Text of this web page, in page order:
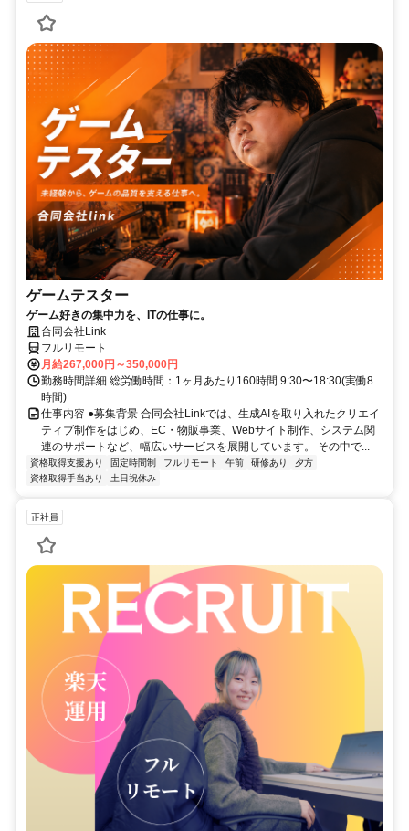
ゲームテスター
ゲーム好きの集中力を、ITの仕事に。
合同会社Link
フルリモート
月給267,000円～350,000円
勤務時間詳細 総労働時間：1ヶ月あたり160時間 9:30〜18:30(実働8
時間)
仕事内容 ●募集背景 合同会社Linkでは、生成AIを取り入れたクリエイ
ティブ制作をはじめ、EC・物販事業、Webサイト制作、システム関
連のサポートなど、幅広いサービスを展開しています。 その中で...
資格取得支援あり 固定時間制 フルリモート 午前 研修あり
夕方
資格取得手当あり
土日祝休み
正社員